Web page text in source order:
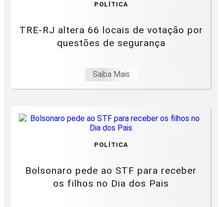
POLÍTICA
TRE-RJ altera 66 locais de votação por
questões de segurança
Saiba Mais
POLÍTICA
Bolsonaro pede ao STF para receber
os filhos no Dia dos Pais